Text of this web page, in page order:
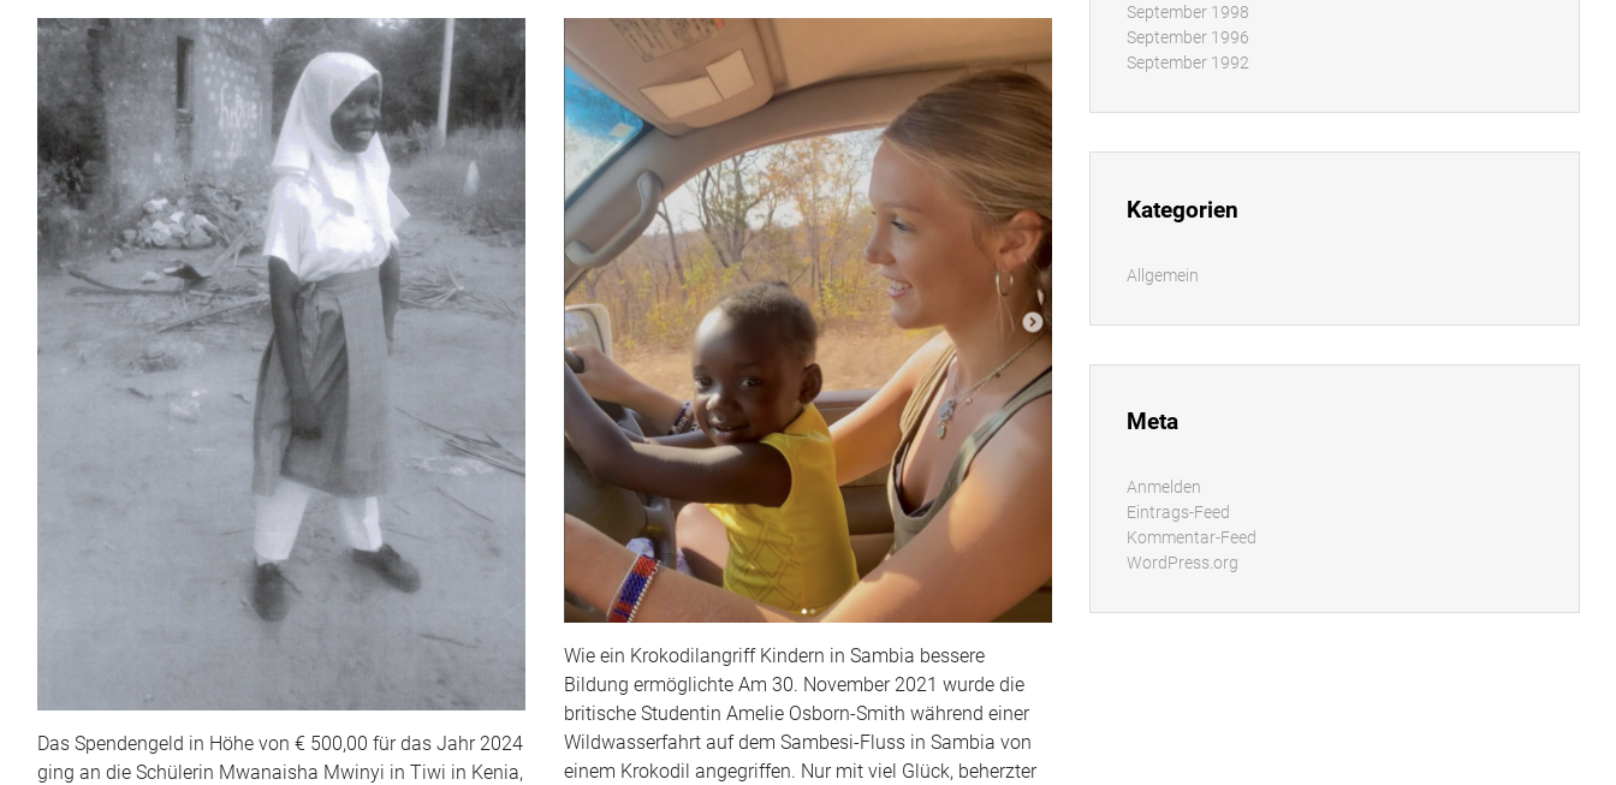
Das Spendengeld in Höhe von € 500,00 für das Jahr 2024
ging an die Schülerin Mwanaisha Mwinyi in Tiwi in Kenia,
Wie ein Krokodilangriff Kindern in Sambia bessere
Bildung ermöglichte Am 30. November 2021 wurde die
britische Studentin Amelie Osborn-Smith während einer
Wildwasserfahrt auf dem Sambesi-Fluss in Sambia von
einem Krokodil angegriffen. Nur mit viel Glück, beherzter
September 1998
September 1996
September 1992
Kategorien
Allgemein
Meta
Anmelden
Eintrags-Feed
Kommentar-Feed
WordPress.org